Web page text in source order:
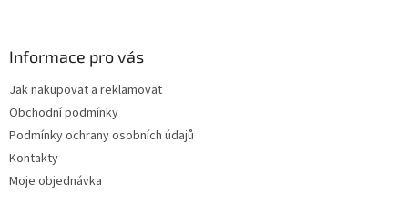
Informace pro vás
Jak nakupovat a reklamovat
Obchodní podmínky
Podmínky ochrany osobních údajů
Kontakty
Moje objednávka